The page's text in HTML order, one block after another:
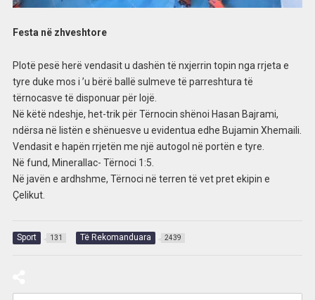
Festa në zhveshtore
Plotë pesë herë vendasit u dashën të nxjerrin topin nga rrjeta e
tyre duke mos i ’u bërë ballë sulmeve të parreshtura të
tërnocasve të disponuar për lojë.
Në këtë ndeshje, het-trik për Tërnocin shënoi Hasan Bajrami,
ndërsa në listën e shënuesve u evidentua edhe Bujamin Xhemaili.
Vendasit e hapën rrjetën me një autogol në portën e tyre.
Në fund, Minerallac- Tërnoci 1:5.
Në javën e ardhshme, Tërnoci në terren të vet pret ekipin e
Çelikut.
Sport 131 Të Rekomanduara 2439